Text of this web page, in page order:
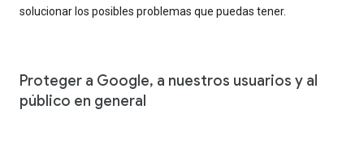
solucionar los posibles problemas que puedas tener.
Proteger a Google, a nuestros usuarios y al
público en general